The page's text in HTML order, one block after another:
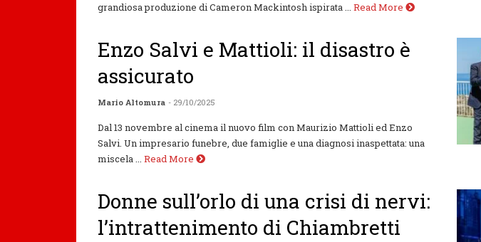
grandiosa produzione di Cameron Mackintosh ispirata ... Read More
Enzo Salvi e Mattioli: il disastro è
assicurato
Mario Altomura - 29/10/2025
Dal 13 novembre al cinema il nuovo film con Maurizio Mattioli ed Enzo
Salvi. Un impresario funebre, due famiglie e una diagnosi inaspettata: una
miscela ... Read More
Donne sull’orlo di una crisi di nervi:
l’intrattenimento di Chiambretti